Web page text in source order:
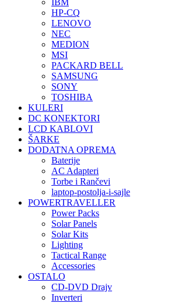
IBM
HP-CQ
LENOVO
NEC
MEDION
MSI
PACKARD BELL
SAMSUNG
SONY
TOSHIBA
KULERI
DC KONEKTORI
LCD KABLOVI
ŠARKE
DODATNA OPREMA
Baterije
AC Adapteri
Torbe i Rančevi
laptop-postolja-i-sajle
POWERTRAVELLER
Power Packs
Solar Panels
Solar Kits
Lighting
Tactical Range
Accessories
OSTALO
CD-DVD Drajv
Inverteri